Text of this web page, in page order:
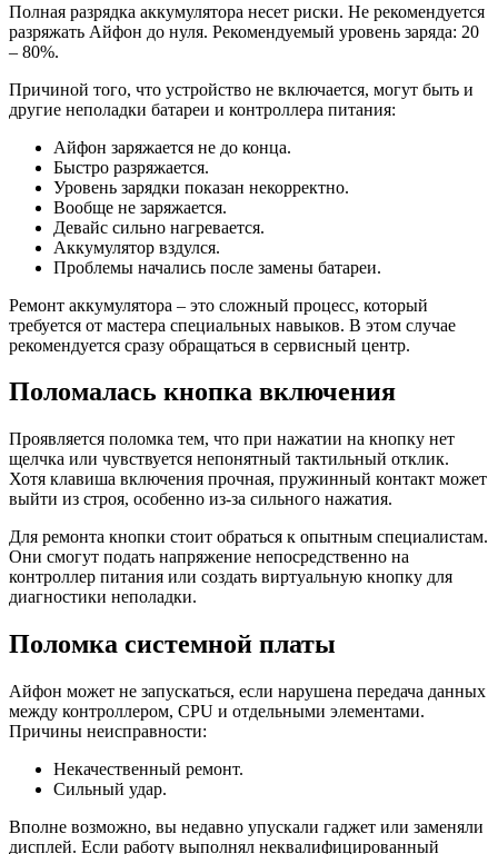
Полная разрядка аккумулятора несет риски. Не рекомендуется
разряжать Айфон до нуля. Рекомендуемый уровень заряда: 20
– 80%.
Причиной того, что устройство не включается, могут быть и
другие неполадки батареи и контроллера питания:
Айфон заряжается не до конца.
Быстро разряжается.
Уровень зарядки показан некорректно.
Вообще не заряжается.
Девайс сильно нагревается.
Аккумулятор вздулся.
Проблемы начались после замены батареи.
Ремонт аккумулятора – это сложный процесс, который
требуется от мастера специальных навыков. В этом случае
рекомендуется сразу обращаться в сервисный центр.
Поломалась кнопка включения
Проявляется поломка тем, что при нажатии на кнопку нет
щелчка или чувствуется непонятный тактильный отклик.
Хотя клавиша включения прочная, пружинный контакт может
выйти из строя, особенно из-за сильного нажатия.
Для ремонта кнопки стоит обраться к опытным специалистам.
Они смогут подать напряжение непосредственно на
контроллер питания или создать виртуальную кнопку для
диагностики неполадки.
Поломка системной платы
Айфон может не запускаться, если нарушена передача данных
между контроллером, CPU и отдельными элементами.
Причины неисправности:
Некачественный ремонт.
Сильный удар.
Вполне возможно, вы недавно упускали гаджет или заменяли
дисплей. Если работу выполнял неквалифицированный